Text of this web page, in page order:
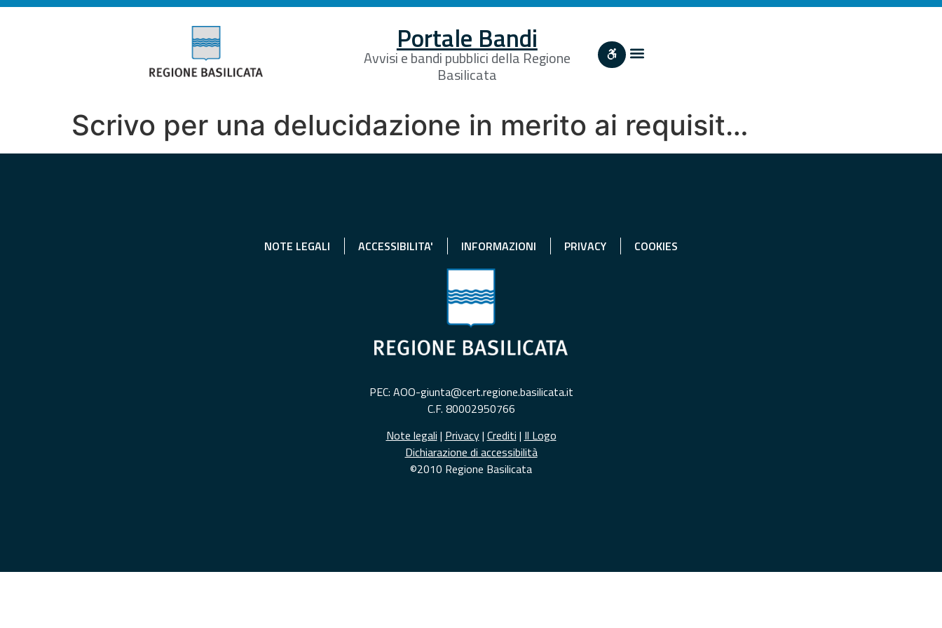
Portale Bandi
Avvisi e bandi pubblici della Regione
Basilicata
Scrivo per una delucidazione in merito ai requisit…
NOTE LEGALI ACCESSIBILITA' INFORMAZIONI PRIVACY COOKIES
PEC: AOO-giunta@cert.regione.basilicata.it
C.F. 80002950766
Note legali | Privacy| Crediti | Il Logo
Dichiarazione di accessibilità
©2010 Regione Basilicata